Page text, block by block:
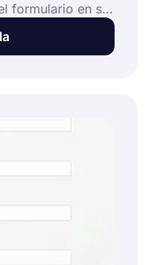
formulario en su
sociales,
los libros que